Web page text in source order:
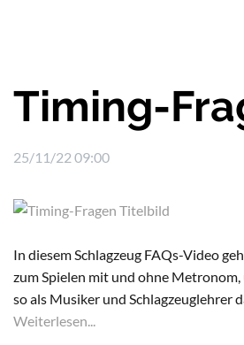
Timing-
25/11/22 09:00
In diesem Schlagzeug FAQs-Video
zum Spielen mit und ohne
so als Musiker und Schlagzeuglehrer
Weiterlesen...